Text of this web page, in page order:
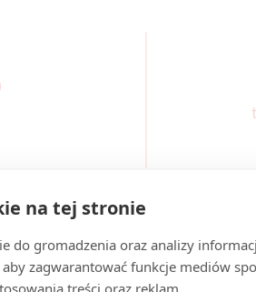
na tej stronie
do gromadzenia oraz analizy
zagwarantować funkcje mediów
treści oraz reklam.